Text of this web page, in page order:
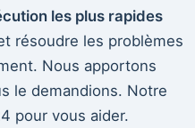
les plus rapides
résoudre les problèmes
Nous apportons
le demandions. Notre
pour vous aider.